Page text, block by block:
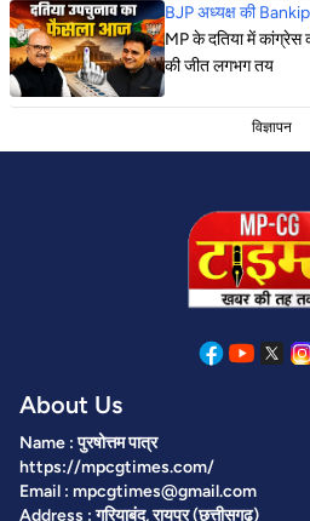
BJP अध्यक्ष की
MP के दतिया में
की जीत लगभग तय
विज्ञापन
About Us
Name : पुरषोत्तम पात्र
https://mpcgtimes.com/
Email : mpcgtimes@gmail.com
Address : गरियाबंद, रायपुर (छत्तीसगढ़)